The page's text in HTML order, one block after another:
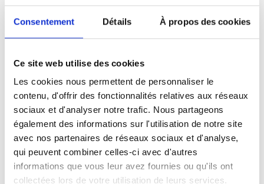
Consentement Détails À propos des cookies
Ce site web utilise des cookies
Les cookies nous permettent de personnaliser le
contenu, d'offrir des fonctionnalités relatives aux réseaux
sociaux et d'analyser notre trafic. Nous partageons
également des informations sur l'utilisation de notre site
avec nos partenaires de réseaux sociaux et d'analyse,
qui peuvent combiner celles-ci avec d'autres
informations que vous leur avez fournies ou qu'ils ont
collectées lors de votre utilisation de leurs services.
commander sa viande en ligne. Cette viande
boîte fraîcheur. Liesbet : « Durant une séance
de brainstorming, nous avons essayé
d’associer plusieurs mots avec ‘meat’.
L’association me-time s’est avérée être la
combinaison parfaite, puisque Meattime
permet de libérer davantage de temps pour
soi (me-time). Cerise sur le gâteau, le client
décide de l’heure à laquelle il vient retirer sa